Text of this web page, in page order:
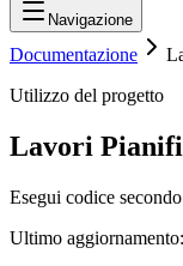
Navigazione
Documentazione
Utilizzo del progetto
Lavori
Esegui codice
Ultimo aggiornamento: